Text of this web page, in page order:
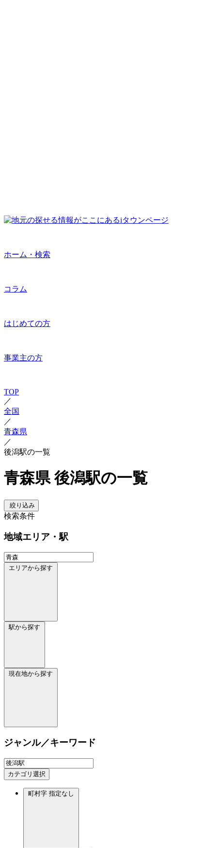
ホーム・検索
コラム
はじめての方
事業主の方
TOP
／
全国
／
青森県
／
後潟駅の一覧
青森県 後潟駅の一覧
絞り込み
検索条件
地域エリア・駅
エリアから探す
駅から探す
現在地から探す
ジャンル／キーワード
カテゴリ選択
町村字 指定なし